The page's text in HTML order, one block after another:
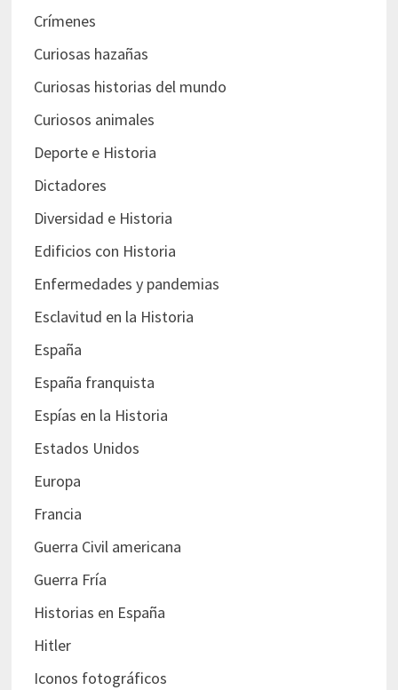
Crímenes
Curiosas hazañas
Curiosas historias del mundo
Curiosos animales
Deporte e Historia
Dictadores
Diversidad e Historia
Edificios con Historia
Enfermedades y pandemias
Esclavitud en la Historia
España
España franquista
Espías en la Historia
Estados Unidos
Europa
Francia
Guerra Civil americana
Guerra Fría
Historias en España
Hitler
Iconos fotográficos